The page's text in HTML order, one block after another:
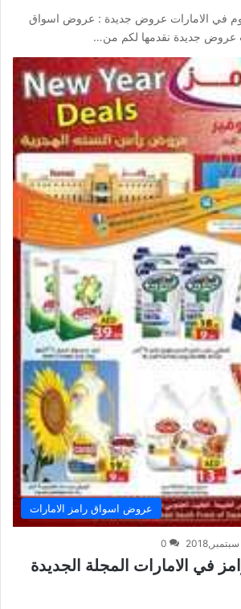
في الامارات عروض جديدة : عروض اسواق
عروض جديدة نقدمها لكم من…
عروض اسواق رامز الامارات
0
في الامارات المجلة الجديدة